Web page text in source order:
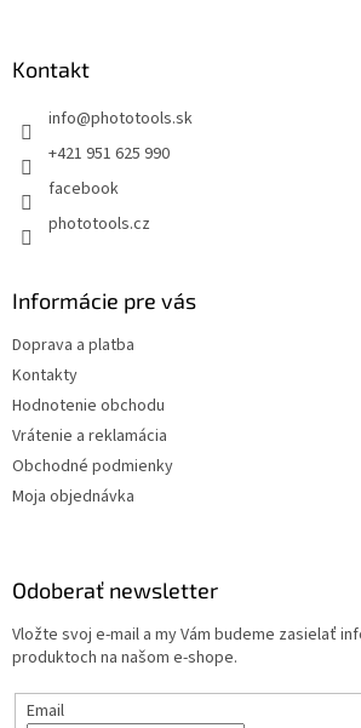
Kontakt
info@phototools.sk
+421 951 625 990
facebook
phototools.cz
Informácie pre vás
Doprava a platba
Kontakty
Hodnotenie obchodu
Vrátenie a reklamácia
Obchodné podmienky
Moja objednávka
Odoberať newsletter
Vložte svoj e-mail a my Vám budeme zasielať
produktoch na našom e-shope.
Email